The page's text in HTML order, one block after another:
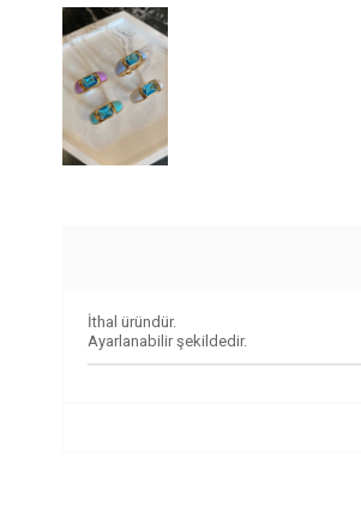
İthal üründür.
Ayarlanabilir şekildedir.